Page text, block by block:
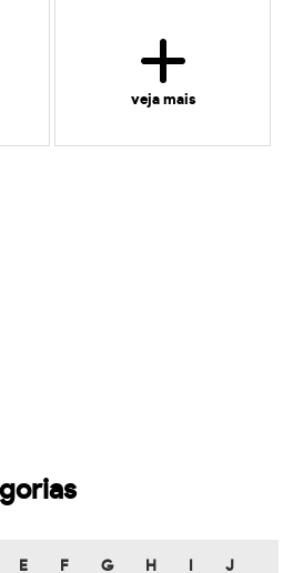
veja mais
E F G H J